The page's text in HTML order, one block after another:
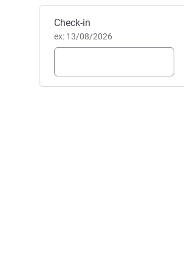
Reservar este hotel
Check-in
ex: 13/08/2026